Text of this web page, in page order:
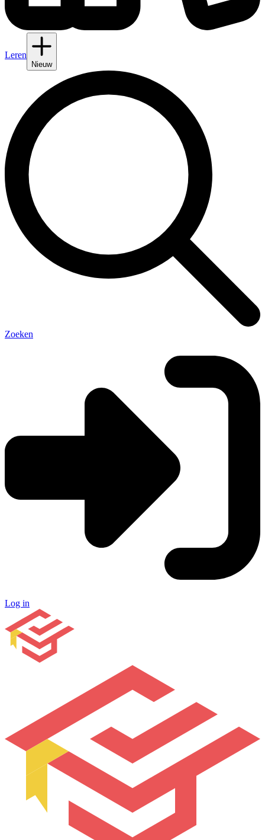
Leren
Nieuw
Zoeken
Log in